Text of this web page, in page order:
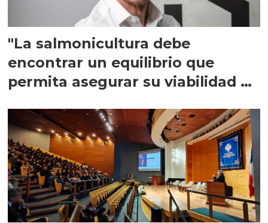
"La salmonicultura debe
encontrar un equilibrio que
permita asegurar su viabilidad de